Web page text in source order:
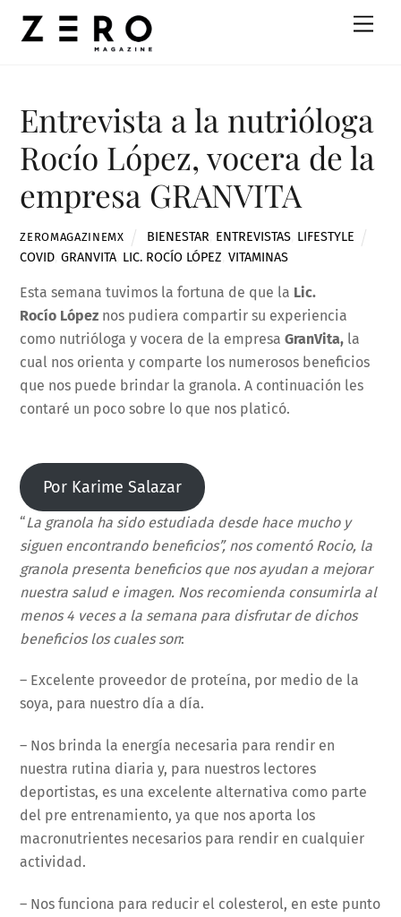
Entrevista a la nutrióloga
Rocío López, vocera de la
empresa GRANVITA
ZEROMAGAZINEMX BIENESTAR ENTREVISTAS, LIFESTYLE
COVID ,GRANVITA LIC. ROCÍO LÓPEZ ,VITAMINAS
Esta semana tuvimos la fortuna de que la Lic.
Rocío López nos pudiera compartir su experiencia
como nutrióloga y vocera de la empresaGranVita, la
cual nos orienta y comparte los numerosos beneficios
que nos puede brindar la granola. A continuación les
contaré un poco sobre lo que nos platicó.
Por Karime Salazar
“La granola ha sido estudiada desde hace mucho y
siguen encontrando beneficios”, nos comentó Rocio, la
granola presenta beneficios que nos ayudan a mejorar
nuestra salud e imagen. Nos recomienda consumirla al
menos 4 veces a la semana para disfrutar de dichos
beneficios los cuales son:
– Excelente proveedor de proteína, por medio de la
soya, para nuestro día a día.
– Nos brinda la energía necesaria para rendir en
nuestra rutina diaria y, para nuestros lectores
deportistas, es una excelente alternativa como parte
del pre entrenamiento, ya que nos aporta los
macronutrientes necesarios para rendir en cualquier
actividad.
– Nos funciona para reducir el colesterol, en este punto